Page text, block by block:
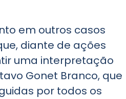
em outros casos
diante de ações
uma interpretação
Gonet Branco, que
por todos os